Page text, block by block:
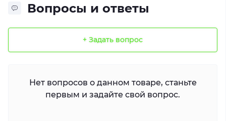
Вопросы и ответы
+ Задать вопрос
Нет вопросов о данном товаре, станьте
первым и задайте свой вопрос.